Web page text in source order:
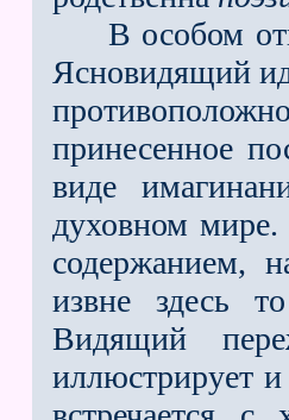
В особом
Ясновидящий
принесенное
виде
духовном
содержанием,
извне здесь
Видящий
иллюстрирует